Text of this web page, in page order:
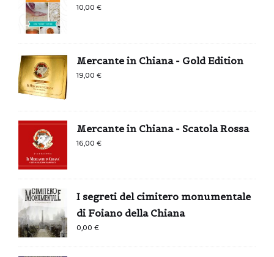
10,00€
Mercante in Chiana - Gold Edition
19,00€
Mercante in Chiana - Scatola Rossa
16,00€
I segreti del cimitero monumentale
di Foiano della Chiana
0,00€